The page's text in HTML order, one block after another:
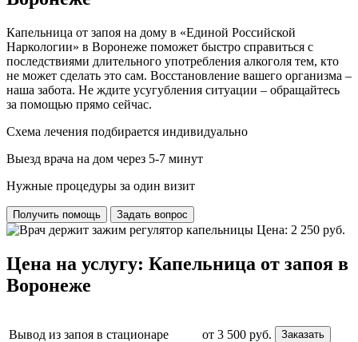
Капельница от запоя на дому в «Единой Российской
Наркологии» в Воронеже поможет быстро справиться с
последствиями длительного употребления алкоголя тем, кто
не может сделать это сам. Восстановление вашего организма –
наша забота. Не ждите усугубления ситуации – обращайтесь
за помощью прямо сейчас.
Схема лечения подбирается индивидуально
Выезд врача на дом через 5-7 минут
Нужные процедуры за один визит
Получить помощь Задать вопрос
Цена: 2 250 руб.
Цена на услугу: Капельница от запоя в
Воронеже
Вывод из запоя в стационаре от 3 500 руб. Заказать